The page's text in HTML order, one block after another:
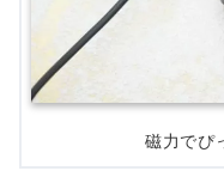
磁力でぴ